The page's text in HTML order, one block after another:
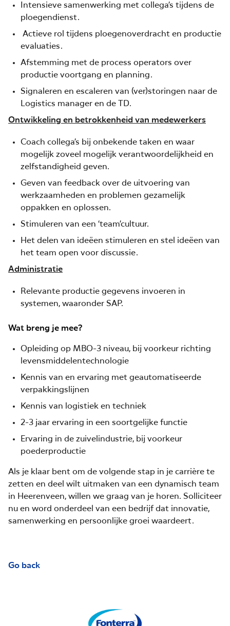
Intensieve samenwerking met collega’s tijdens de
ploegendienst.
Actieve rol tijdens ploegenoverdracht en productie
evaluaties.
Afstemming met de process operators over
productie voortgang en planning.
Signaleren en escaleren van (ver)storingen naar de
Logistics manager en de TD.
Ontwikkeling en betrokkenheid van medewerkers
Coach collega’s bij onbekende taken en waar
mogelijk zoveel mogelijk verantwoordelijkheid en
zelfstandigheid geven.
Geven van feedback over de uitvoering van
werkzaamheden en problemen gezamelijk
oppakken en oplossen.
Stimuleren van een ‘team’cultuur.
Het delen van ideëen stimuleren en stel ideëen van
het team open voor discussie.
Administratie
Relevante productie gegevens invoeren in
systemen, waaronder SAP.
Wat breng je mee?
Opleiding op MBO-3 niveau, bij voorkeur richting
levensmiddelentechnologie
Kennis van en ervaring met geautomatiseerde
verpakkingslijnen
Kennis van logistiek en techniek
2-3 jaar ervaring in een soortgelijke functie
Ervaring in de zuivelindustrie, bij voorkeur
poederproductie
Als je klaar bent om de volgende stap in je carrière te
zetten en deel wilt uitmaken van een dynamisch team
in Heerenveen, willen we graag van je horen. Solliciteer
nu en word onderdeel van een bedrijf dat innovatie,
samenwerking en persoonlijke groei waardeert.
Go back